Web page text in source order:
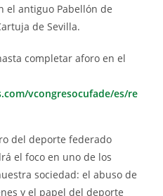
el antiguo Pabellón de
de Sevilla.
completar aforo en el
vcongresocufade/es/re
del deporte federado
el foco en uno de los
sociedad: el abuso de
y el papel del deporte